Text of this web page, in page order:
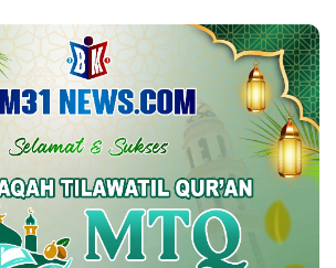
23 Juli 2026
Keterbatasan Fiskal Tak Menghentikan
Ambisi Membangun Banda, Bupati
Malteng Andalkan Kolaborasi
Multipendanaan
22 Juli 2026
Dua Siswi SMK Negeri 1 Ambon Raih
Juara III Nasional, Pemprov Maluku Beri
Apresiasi